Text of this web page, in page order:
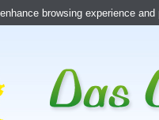
browsing experience